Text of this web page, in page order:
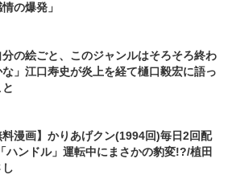
情の爆発」
分の絵ごと、このジャンルはそろそろ終わ
な」江口寿史が炎上を経て樋口毅宏に語っ
料漫画】かりあげクン(1994回)毎日2回配
ハンドル」運転中にまさかの豹変!?/植田
し